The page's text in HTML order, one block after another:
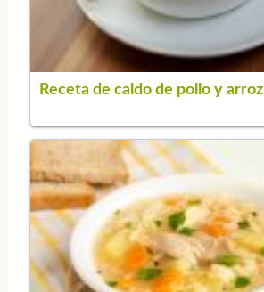
Receta de caldo de pollo y arroz